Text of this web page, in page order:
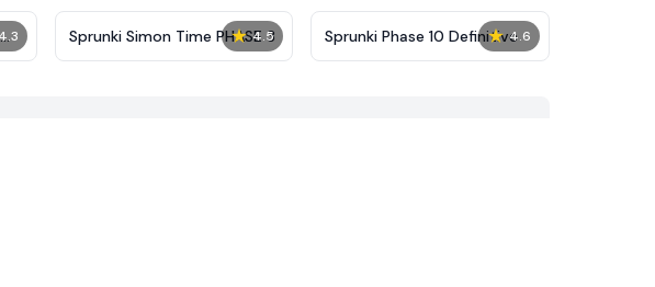
★ 4.5
Sprunki Simon Time PHASE 3 ★ 4.6
Sprunki Phase 10 Definitive